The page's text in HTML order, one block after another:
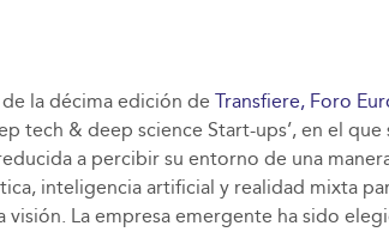
la décima edición de Transfiere, Foro
tech & deep science Start-ups’, en el
a percibir su entorno de una
inteligencia artificial y realidad mixta
visión. La empresa emergente ha sido